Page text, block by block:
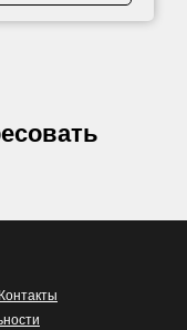
Контакты